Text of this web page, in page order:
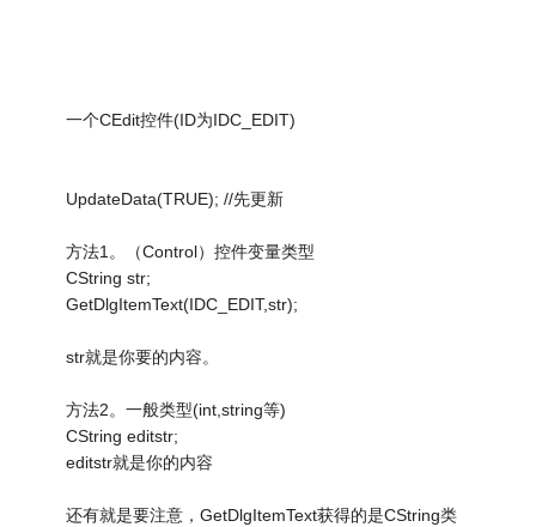
一个CEdit控件(ID为IDC_EDIT)
UpdateData(TRUE); //先更新
方法1。（Control）控件变量类型
CString str;
GetDlgItemText(IDC_EDIT,str);
str就是你要的内容。
方法2。一般类型(int,string等)
CString editstr;
editstr就是你的内容
还有就是要注意，GetDlgItemText获得的是CString类